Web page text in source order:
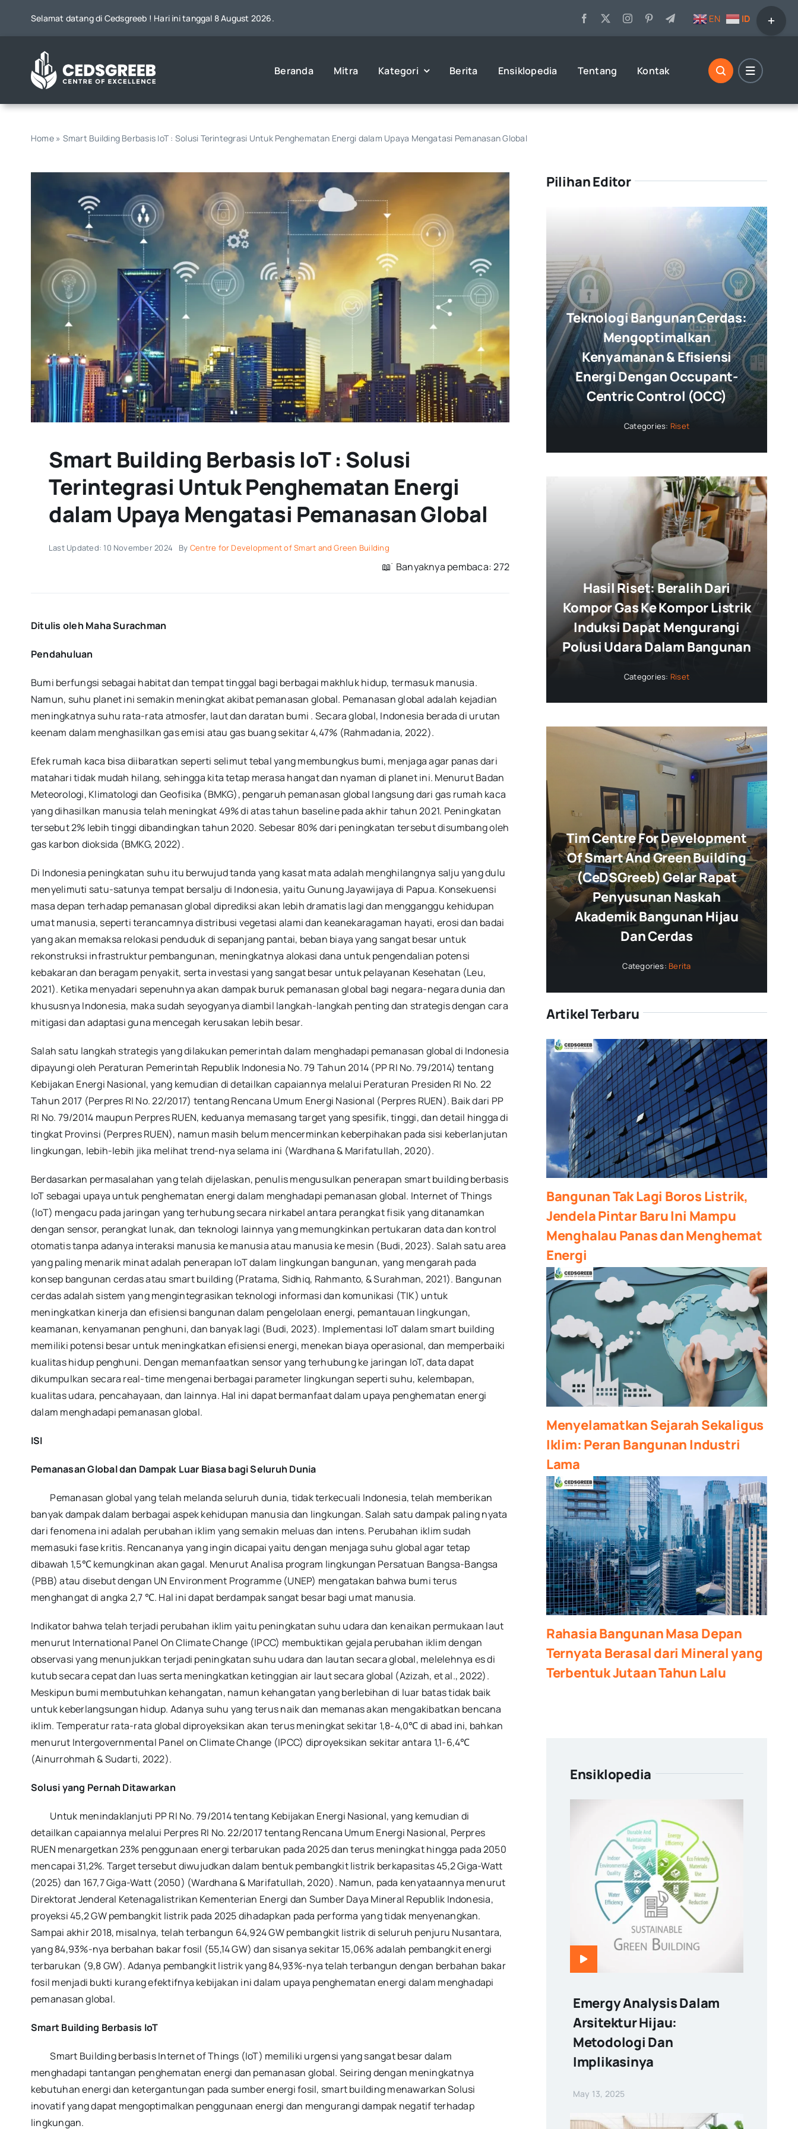
Selamat datang di Cedsgreeb ! Hari ini tanggal 8 August 2026. EN ID
Beranda Mitra Kategori Berita Ensiklopedia Tentang Kontak
Home» Smart Building Berbasis IoT : Solusi Terintegrasi Untuk Penghematan Energi dalam Upaya Mengatasi Pemanasan Global
Smart Building Berbasis IoT : Solusi
Terintegrasi Untuk Penghematan Energi
dalam Upaya Mengatasi Pemanasan Global
Last Updated: 10 November 2024 By Centre for Development of Smart and Green Building
📖 ࣪ Banyaknya pembaca: 272
Ditulis oleh Maha Surachman
Pendahuluan
Bumi berfungsi sebagai habitat dan tempat tinggal bagi berbagai makhluk hidup, termasuk manusia.
Namun, suhu planet ini semakin meningkat akibat pemanasan global. Pemanasan global adalah kejadian
meningkatnya suhu rata-rata atmosfer, laut dan daratan bumi . Secara global, Indonesia berada di urutan
keenam dalam menghasilkan gas emisi atau gas buang sekitar 4,47% (Rahmadania, 2022).
Efek rumah kaca bisa diibaratkan seperti selimut tebal yang membungkus bumi, menjaga agar panas dari
matahari tidak mudah hilang, sehingga kita tetap merasa hangat dan nyaman di planet ini. Menurut Badan
Meteorologi, Klimatologi dan Geofisika (BMKG), pengaruh pemanasan global langsung dari gas rumah kaca
yang dihasilkan manusia telah meningkat 49% di atas tahun baseline pada akhir tahun 2021. Peningkatan
tersebut 2% lebih tinggi dibandingkan tahun 2020. Sebesar 80% dari peningkatan tersebut disumbang oleh
gas karbon dioksida (BMKG, 2022).
Di Indonesia peningkatan suhu itu berwujud tanda yang kasat mata adalah menghilangnya salju yang dulu
menyelimuti satu-satunya tempat bersalju di Indonesia, yaitu Gunung Jayawijaya di Papua. Konsekuensi
masa depan terhadap pemanasan global diprediksi akan lebih dramatis lagi dan mengganggu kehidupan
umat manusia, seperti terancamnya distribusi vegetasi alami dan keanekaragaman hayati, erosi dan badai
yang akan memaksa relokasi penduduk di sepanjang pantai, beban biaya yang sangat besar untuk
rekonstruksi infrastruktur pembangunan, meningkatnya alokasi dana untuk pengendalian potensi
kebakaran dan beragam penyakit, serta investasi yang sangat besar untuk pelayanan Kesehatan (Leu,
2021). Ketika menyadari sepenuhnya akan dampak buruk pemanasan global bagi negara-negara dunia dan
khususnya Indonesia, maka sudah seyogyanya diambil langkah-langkah penting dan strategis dengan cara
mitigasi dan adaptasi guna mencegah kerusakan lebih besar.
Salah satu langkah strategis yang dilakukan pemerintah dalam menghadapi pemanasan global di Indonesia
dipayungi oleh Peraturan Pemerintah Republik Indonesia No. 79 Tahun 2014 (PP RI No. 79/2014) tentang
Kebijakan Energi Nasional, yang kemudian di detailkan capaiannya melalui Peraturan Presiden RI No. 22
Tahun 2017 (Perpres RI No. 22/2017) tentang Rencana Umum Energi Nasional (Perpres RUEN). Baik dari PP
RI No. 79/2014 maupun Perpres RUEN, keduanya memasang target yang spesifik, tinggi, dan detail hingga di
tingkat Provinsi (Perpres RUEN), namun masih belum mencerminkan keberpihakan pada sisi keberlanjutan
lingkungan, lebih-lebih jika melihat trend-nya selama ini (Wardhana & Marifatullah, 2020).
Berdasarkan permasalahan yang telah dijelaskan, penulis mengusulkan penerapan smart building berbasis
IoT sebagai upaya untuk penghematan energi dalam menghadapi pemanasan global. Internet of Things
(IoT) mengacu pada jaringan yang terhubung secara nirkabel antara perangkat fisik yang ditanamkan
dengan sensor, perangkat lunak, dan teknologi lainnya yang memungkinkan pertukaran data dan kontrol
otomatis tanpa adanya interaksi manusia ke manusia atau manusia ke mesin (Budi, 2023). Salah satu area
yang paling menarik minat adalah penerapan IoT dalam lingkungan bangunan, yang mengarah pada
konsep bangunan cerdas atau smart building (Pratama, Sidhiq, Rahmanto, & Surahman, 2021). Bangunan
cerdas adalah sistem yang mengintegrasikan teknologi informasi dan komunikasi (TIK) untuk
meningkatkan kinerja dan efisiensi bangunan dalam pengelolaan energi, pemantauan lingkungan,
keamanan, kenyamanan penghuni, dan banyak lagi (Budi, 2023). Implementasi IoT dalam smart building
memiliki potensi besar untuk meningkatkan efisiensi energi, menekan biaya operasional, dan memperbaiki
kualitas hidup penghuni. Dengan memanfaatkan sensor yang terhubung ke jaringan IoT, data dapat
dikumpulkan secara real-time mengenai berbagai parameter lingkungan seperti suhu, kelembapan,
kualitas udara, pencahayaan, dan lainnya. Hal ini dapat bermanfaat dalam upaya penghematan energi
dalam menghadapi pemanasan global.
ISI
Pemanasan Global dan Dampak Luar Biasa bagi Seluruh Dunia
Pemanasan global yang telah melanda seluruh dunia, tidak terkecuali Indonesia, telah memberikan
banyak dampak dalam berbagai aspek kehidupan manusia dan lingkungan. Salah satu dampak paling nyata
dari fenomena ini adalah perubahan iklim yang semakin meluas dan intens. Perubahan iklim sudah
memasuki fase kritis. Rencananya yang ingin dicapai yaitu dengan menjaga suhu global agar tetap
dibawah 1,5℃ kemungkinan akan gagal. Menurut Analisa program lingkungan Persatuan Bangsa-Bangsa
(PBB) atau disebut dengan UN Environment Programme (UNEP) mengatakan bahwa bumi terus
menghangat di angka 2,7 ℃. Hal ini dapat berdampak sangat besar bagi umat manusia.
Indikator bahwa telah terjadi perubahan iklim yaitu peningkatan suhu udara dan kenaikan permukaan laut
menurut International Panel On Climate Change (IPCC) membuktikan gejala perubahan iklim dengan
observasi yang menunjukkan terjadi peningkatan suhu udara dan lautan secara global, melelehnya es di
kutub secara cepat dan luas serta meningkatkan ketinggian air laut secara global (Azizah, et al., 2022).
Meskipun bumi membutuhkan kehangatan, namun kehangatan yang berlebihan di luar batas tidak baik
untuk keberlangsungan hidup. Adanya suhu yang terus naik dan memanas akan mengakibatkan bencana
iklim. Temperatur rata-rata global diproyeksikan akan terus meningkat sekitar 1,8-4,0℃ di abad ini, bahkan
menurut Intergovernmental Panel on Climate Change (IPCC) diproyeksikan sekitar antara 1,1-6,4℃
(Ainurrohmah & Sudarti, 2022).
Solusi yang Pernah Ditawarkan
Untuk menindaklanjuti PP RI No. 79/2014 tentang Kebijakan Energi Nasional, yang kemudian di
detailkan capaiannya melalui Perpres RI No. 22/2017 tentang Rencana Umum Energi Nasional, Perpres
RUEN menargetkan 23% penggunaan energi terbarukan pada 2025 dan terus meningkat hingga pada 2050
mencapai 31,2%. Target tersebut diwujudkan dalam bentuk pembangkit listrik berkapasitas 45,2 Giga-Watt
(2025) dan 167,7 Giga-Watt (2050) (Wardhana & Marifatullah, 2020). Namun, pada kenyataannya menurut
Direktorat Jenderal Ketenagalistrikan Kementerian Energi dan Sumber Daya Mineral Republik Indonesia,
proyeksi 45,2 GW pembangkit listrik pada 2025 dihadapkan pada performa yang tidak menyenangkan.
Sampai akhir 2018, misalnya, telah terbangun 64,924 GW pembangkit listrik di seluruh penjuru Nusantara,
yang 84,93%-nya berbahan bakar fosil (55,14 GW) dan sisanya sekitar 15,06% adalah pembangkit energi
terbarukan (9,8 GW). Adanya pembangkit listrik yang 84,93%-nya telah terbangun dengan berbahan bakar
fosil menjadi bukti kurang efektifnya kebijakan ini dalam upaya penghematan energi dalam menghadapi
pemanasan global.
Smart Building Berbasis IoT
Smart Building berbasis Internet of Things (IoT) memiliki urgensi yang sangat besar dalam
menghadapi tantangan penghematan energi dan pemanasan global. Seiring dengan meningkatnya
kebutuhan energi dan ketergantungan pada sumber energi fosil, smart building menawarkan Solusi
inovatif yang dapat mengoptimalkan penggunaan energi dan mengurangi dampak negatif terhadap
lingkungan.
Pilihan Editor
Teknologi Bangunan Cerdas:
Mengoptimalkan
Kenyamanan & Efisiensi
Energi Dengan Occupant-
Centric Control (OCC)
Categories: Riset
Hasil Riset: Beralih Dari
Kompor Gas Ke Kompor Listrik
Induksi Dapat Mengurangi
Polusi Udara Dalam Bangunan
Categories: Riset
Tim Centre For Development
Of Smart And Green Building
(CeDSGreeb) Gelar Rapat
Penyusunan Naskah
Akademik Bangunan Hijau
Dan Cerdas
Categories: Berita
Artikel Terbaru
Bangunan Tak Lagi Boros Listrik,
Jendela Pintar Baru Ini Mampu
Menghalau Panas dan Menghemat
Energi
Menyelamatkan Sejarah Sekaligus
Iklim: Peran Bangunan Industri
Lama
Rahasia Bangunan Masa Depan
Ternyata Berasal dari Mineral yang
Terbentuk Jutaan Tahun Lalu
Ensiklopedia
Emergy Analysis Dalam
Arsitektur Hijau:
Metodologi Dan
Implikasinya
May 13, 2025
Toggle
Sliding
Area